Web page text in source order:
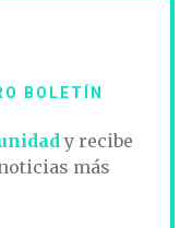
BOLETÍN
y recibe
más